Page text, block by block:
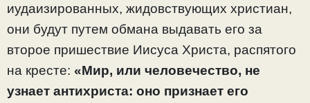
иудаизированных, жидовствующих христиан,
они будут путем обмана выдавать его за
второе пришествие Иисуса Христа, распятого
на кресте: «Мир, или человечество, не
узнает антихриста: оно признает его